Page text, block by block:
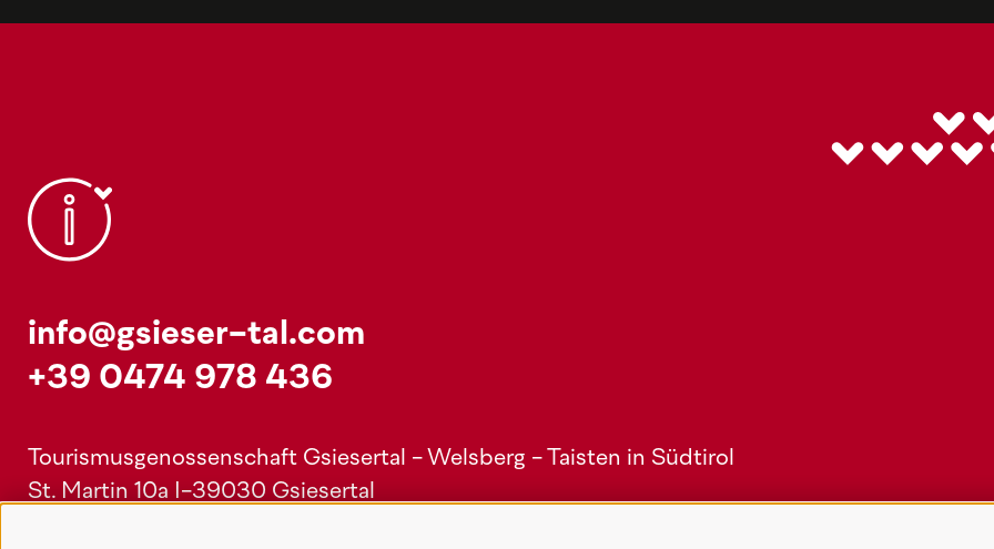
info@gsieser-tal.com
+39 0474 978 436
Tourismusgenossenschaft Gsiesertal - Welsberg - Taisten in Südtirol
St. Martin 10a I-39030 Gsiesertal